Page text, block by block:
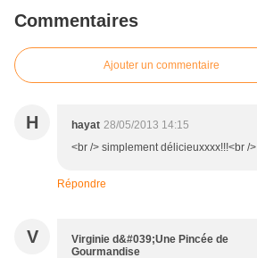
Commentaires
Ajouter un commentaire
H hayat 28/05/2013 14:15
<br /> simplement délicieuxxxx!!!<br />
Répondre
V
Virginie d&#039;Une Pincée de
Gourmandise